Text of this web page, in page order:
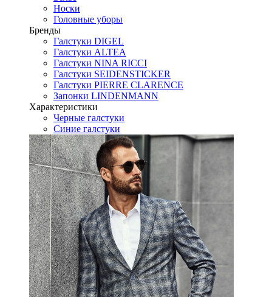
Носки
Головные уборы
Бренды
Галстуки DIGEL
Галстуки ALTEA
Галстуки NINA RICCI
Галстуки SEIDENSTICKER
Галстуки PIERRE CLARENCE
Запонки LINDENMANN
Характеристики
Черные галстуки
Синие галстуки